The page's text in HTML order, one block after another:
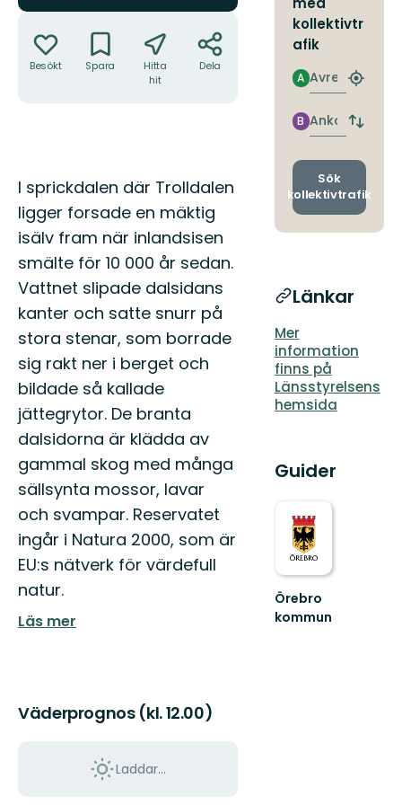
Besökt Spara
Hitta
hit
Dela
Beskrivning
I sprickdalen där Trolldalen
ligger forsade en mäktig
isälv fram när inlandsisen
smälte för 10 000 år sedan.
Vattnet slipade dalsidans
kanter och satte snurr på
stora stenar, som borrade
sig rakt ner i berget och
bildade så kallade
jättegrytor. De branta
dalsidorna är klädda av
gammal skog med många
sällsynta mossor, lavar
och svampar. Reservatet
ingår i Natura 2000, som är
EU:s nätverk för värdefull
natur.
Läs mer
Väderprognos (kl. 12.00)
Laddar...
kollektivtr
afik
Avresa
A
Hitta
Ankomst
B
Byt
och
Sök
kollektivtrafik
Länkar
Mer
information
finns på
Länsstyrelsens
hemsida
Guider
Örebro
kommun